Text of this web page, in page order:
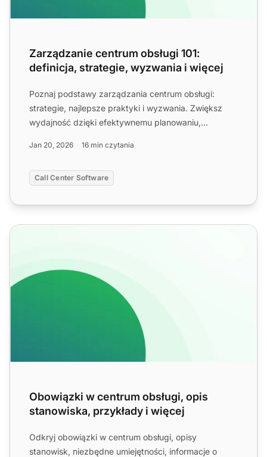
Zarządzanie centrum obsługi 101:
definicja, strategie, wyzwania i więcej
Poznaj podstawy zarządzania centrum obsługi:
strategie, najlepsze praktyki i wyzwania. Zwiększ
wydajność dzięki efektywnemu planowaniu,
Jan 20, 2026 16 min czytania
Call Center Software
Obowiązki w centrum obsługi, opis stanowiska,
Obowiązki w centrum obsługi, opis
stanowiska, przykłady i więcej
Odkryj obowiązki w centrum obsługi, opisy
stanowisk, niezbędne umiejętności, informacje o